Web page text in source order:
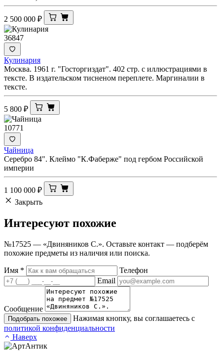
2 500 000 ₽
36847
Кулинария
Москва. 1961 г. "Госторгиздат". 402 стр. с иллюстрациями в
тексте. В издательском тисненом переплете. Маргиналии в
тексте.
5 800 ₽
10771
Чайница
Серебро 84". Клеймо "К.Фаберже" под гербом Российской
империи
1 100 000 ₽
Закрыть
Интересуют похожие
№17525 — «Двиняников С.». Оставьте контакт — подберём
похожие предметы из наличия или поиска.
Имя *
Телефон
Email
Сообщение
Подобрать похожее
Нажимая кнопку, вы соглашаетесь с
политикой конфиденциальности
Наверх